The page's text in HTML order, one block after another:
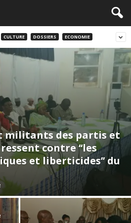
CULTURE DOSSIERS ECONOMIE
militants des partis et
contre ‘‘les
et liberticides’’ du